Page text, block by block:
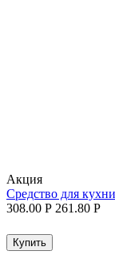
Aкция
Средство для
308.00 Р 261.80 Р
Купить